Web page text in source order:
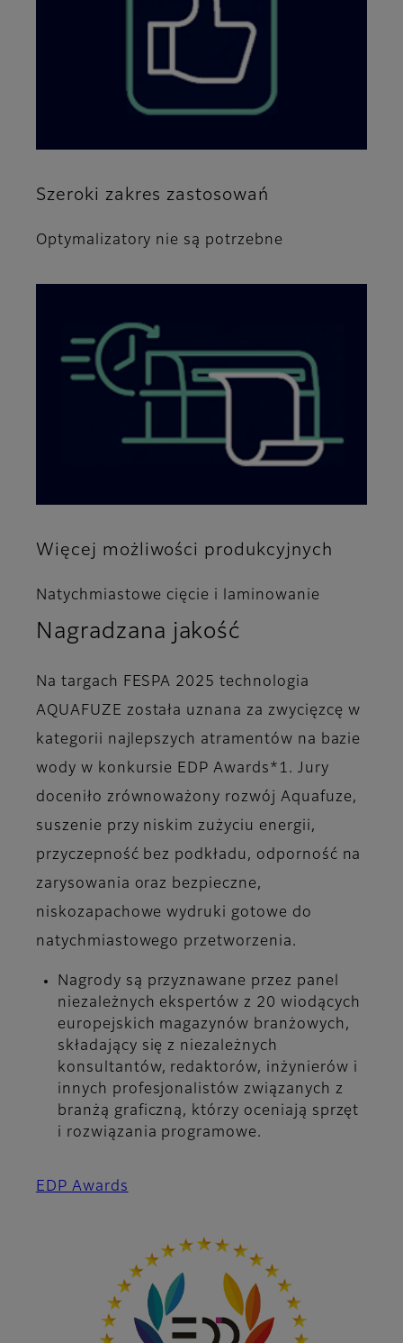
Szeroki zakres zastosowań
Optymalizatory nie są potrzebne
Więcej możliwości produkcyjnych
Natychmiastowe cięcie i laminowanie
Nagradzana jakość
Na targach FESPA 2025 technologia
AQUAFUZE została uznana za zwycięzcę w
kategorii najlepszych atramentów na bazie
wody w konkursie EDP Awards*1. Jury
doceniło zrównoważony rozwój Aquafuze,
suszenie przy niskim zużyciu energii,
przyczepność bez podkładu, odporność na
zarysowania oraz bezpieczne,
niskozapachowe wydruki gotowe do
natychmiastowego przetworzenia.
Nagrody są przyznawane przez panel
niezależnych ekspertów z 20 wiodących
europejskich magazynów branżowych,
składający się z niezależnych
konsultantów, redaktorów, inżynierów i
innych profesjonalistów związanych z
branżą graficzną, którzy oceniają sprzęt
i rozwiązania programowe.
EDP Awards